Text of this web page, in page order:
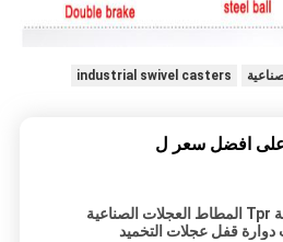
industrial swivel casters
افضل سعر ل
3 بوصة Tpr المطاط العجلات الصناعية
دوارة قفل عجلات التخميد